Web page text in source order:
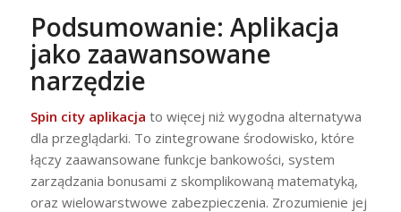
Podsumowanie: Aplikacja
jako zaawansowane
narzędzie
Spin city aplikacja to więcej niż wygodna alternatywa
dla przeglądarki. To zintegrowane środowisko, które
łączy zaawansowane funkcje bankowości, system
zarządzania bonusami z skomplikowaną matematyką,
oraz wielowarstwowe zabezpieczenia. Zrozumienie jej